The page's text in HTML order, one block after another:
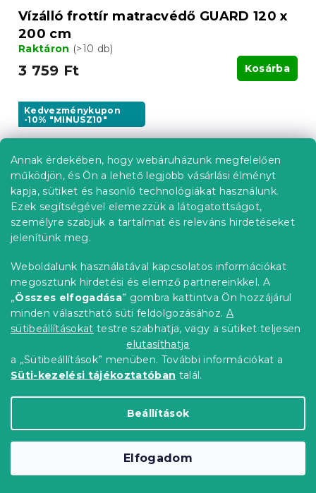
Annak érdekében, hogy webáruházunk megfelelően
működjön, és Ön a lehető legjobb vásárlási élményt
kapja, sütiket és hasonló technológiákat használunk.
Ezek segítségével elemezzük a látogatottságot,
személyre szabjuk a tartalmat és releváns hirdetéseket
jelenítünk meg.
Weboldalunk használatával kapcsolatos információkat
megosztunk hirdetési és elemző partnereinkkel. A
„Összes elfogadása” gombra kattintva Ön hozzájárul
minden választható süti feldolgozásához. A
sütibeállításokat testre szabhatja, vagy a sütiket teljesen
elutasíthatja
a „Sütibeállítások” menüben. További információkat a
Süti-kezelési tájékoztatóban talál.
Beállítások
Elfogadom
Vízálló frottír matracvédő GUARD 120 x
200 cm
Raktáron (>10 db)
3 759 Ft Kosárba
Kedvezménykupon
-10% "MINUSZ10"
Steppelt vízhatlan matracvédő 120 x
200 cm
Raktáron (>10 db)
5 431 Ft
Kedvezménykupon
-10% "MINUSZ10"